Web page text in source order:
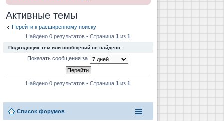
Активные темы
Перейти к расширенному поиску
Найдено 0 результатов • Страница1 из1
Подходящих тем или сообщений не найдено.
Показать сообщения за
Найдено 0 результатов • Страница1 из1
Список форумов